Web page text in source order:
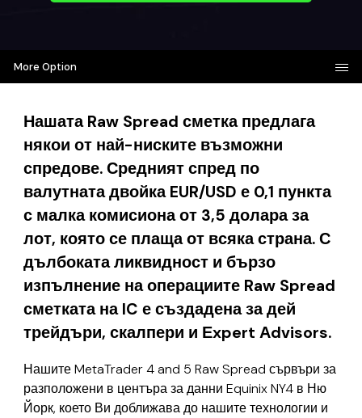
More Option
Нашата Raw Spread сметка предлага
някои от най-ниските възможни
спредове. Средният спред по
валутната двойка EUR/USD е 0,1 пункта
с малка комисиона от 3,5 долара за
лот, която се плаща от всяка страна. С
дълбоката ликвидност и бързо
изпълнение на операциите Raw Spread
сметката на IC е създадена за дей
трейдъри, скалпери и Еxpert Аdvisors.
Нашите MetaTrader 4 and 5Raw Spread сървъри за
разположени в центъра за данни Equinix NY4 в Ню
Йорк, което Ви доближава до нашите технологии и